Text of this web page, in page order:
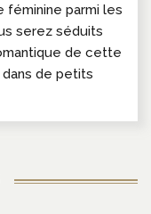
féminine parmi les
serez séduits
de cette
de petits